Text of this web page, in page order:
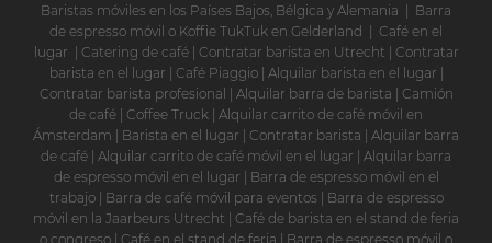
Baristas móviles en los Países Bajos, Bélgica y Alemania
Barra
de espresso móvil o Koffie TukTuk en Gelderland
Café en el
lugar
Catering de café| Contratar barista en Utrecht
Contratar
barista en el lugar
Café Piaggio| Alquilar barista en el lugar
Contratar barista profesional
Alquilar barra de barista
Camión
de café Coffee Truck Alquilar carrito de café móvil en
Ámsterdam
Barista en el lugar Contratar barista
Alquilar barra
de café Alquilar carrito de café móvil en el lugar
Alquilar barra
de espresso móvil en el lugar
Barra de espresso móvil en el
trabajo| Barra de café móvil para eventos
Barra de espresso
móvil en la Jaarbeurs Utrecht
Café de barista en el stand de feria
o congreso Café en el stand de feria Barra de espresso móvil o